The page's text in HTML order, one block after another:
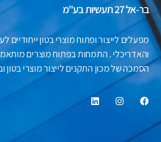
בר-אל 27 תעשיות בע"מ
מפעלים לייצור ופתוח מוצרי בטון
והאדריכלי . התמחות בפתוח מוצרים
הסמכה של מכון התקנים לייצור מוצרי בטון